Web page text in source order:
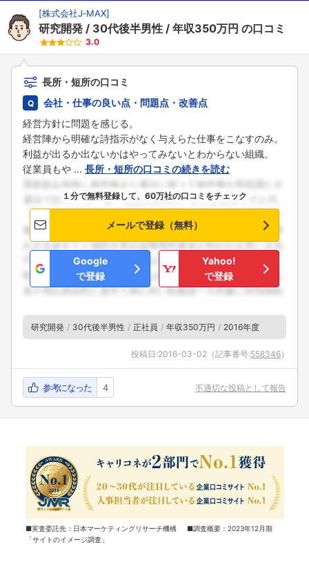
[株式会社J‐MAX]
研究開発 30代後半男性 年収350万円 の口コミ
3.0
長所・短所の口コミ
会社・仕事の良い点・問題点・改善点
経営方針に問題を感じる。
経営陣から明確な詩指示がなく与えらた仕事をこなすのみ。
利益が出るか出ないかはやってみないとわからない組織。
従業員もや ... 長所・短所の口コミの続きを読む
１分で無料登録して、60万社の口コミをチェック
メールで登録（無料）
Google
で登録
Yahoo!
で登録
研究開発 30代後半男性 正社員 年収350万円 2016年度
投稿日:2016-03-02 （記事番号:558346）
参考になった 4 不適切な投稿として報告
■実査委託先：日本マーケティングリサーチ機構 ■調査概要：2023年12月期
「サイトのイメージ調査」